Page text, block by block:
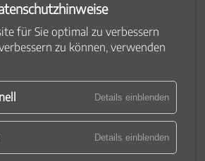
für Sie optimal zu verbessern
zu können, verwenden
Details einblenden
Details einblenden